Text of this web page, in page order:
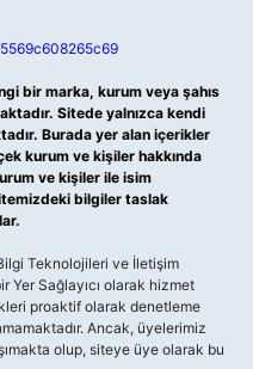
bir marka, kurum veya şahıs
Sitede yalnızca kendi
Burada yer alan içerikler
kurum ve kişiler hakkında
ve kişiler ile isim
bilgiler taslak
Teknolojileri ve İletişim
Yer Sağlayıcı olarak hizmet
proaktif olarak denetleme
Ancak, üyelerimiz
olup, siteye üye olarak bu